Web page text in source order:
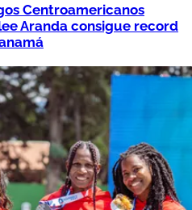
Centroamericanos
Aranda consigue record